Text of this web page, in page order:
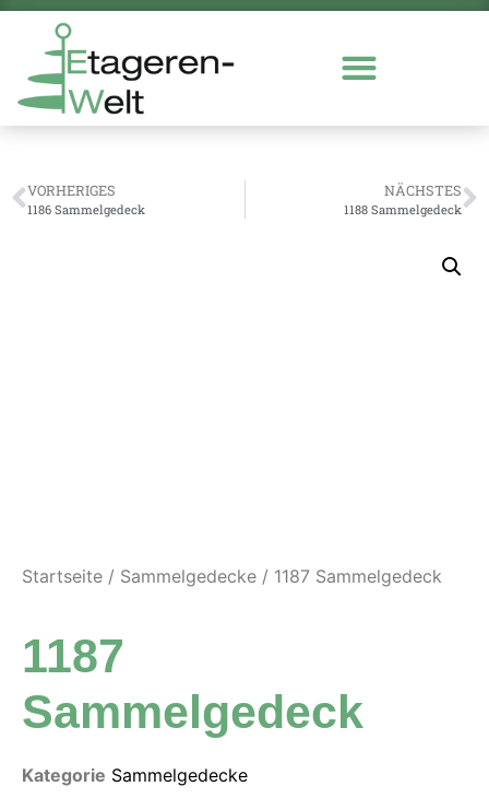
VORHERIGES
1186 Sammelgedeck
NÄCHSTES
1188 Sammelgedeck
Startseite / Sammelgedecke / 1187 Sammelgedeck
1187
Sammelgedeck
Kategorie Sammelgedecke